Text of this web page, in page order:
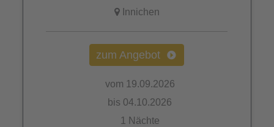
Innichen
zum Angebot
vom 19.09.2026
bis 04.10.2026
1 Nächte